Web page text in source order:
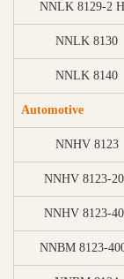
NNLK 8129-2
NNLK 8130
NNLK 8140
Automotive
NNHV 8123
NNHV 8123-
NNHV 8123-
NNBM 8123-